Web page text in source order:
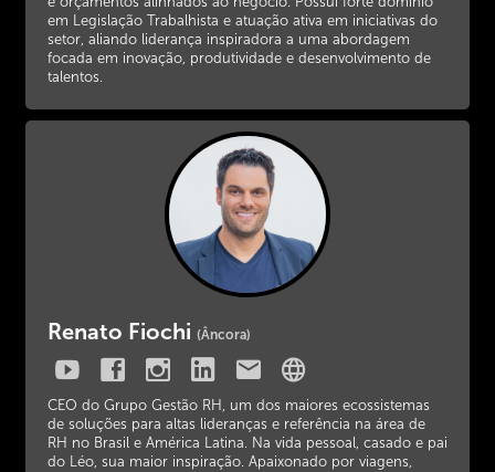
em Legislação Trabalhista e atuação ativa em iniciativas do
setor, aliando liderança inspiradora a uma abordagem
focada em inovação, produtividade e desenvolvimento de
talentos.
Renato Fiochi (Âncora)
CEO do Grupo Gestão RH, um dos maiores ecossistemas
de soluções para altas lideranças e referência na área de
RH no Brasil e América Latina. Na vida pessoal, casado e pai
do Léo, sua maior inspiração. Apaixonado por viagens,